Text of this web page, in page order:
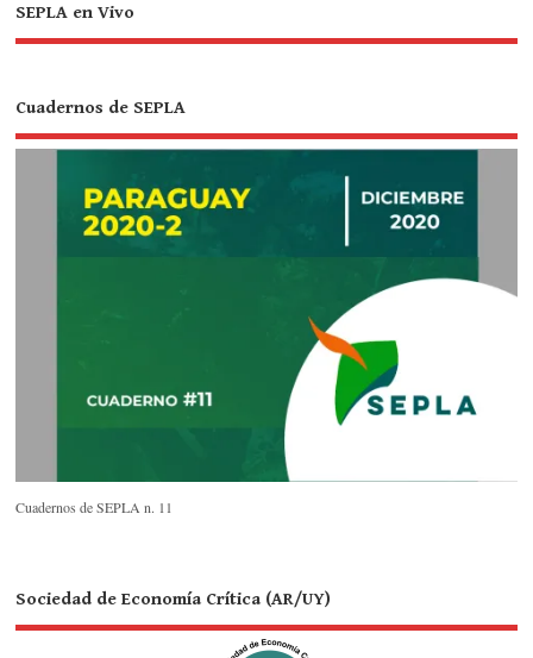
SEPLA en Vivo
Cuadernos de SEPLA
Cuadernos de SEPLA n. 11
Sociedad de Economía Crítica (AR/UY)